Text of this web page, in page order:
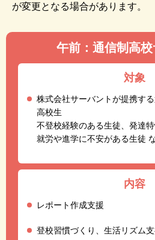
が変更となる場合があります。
午前：通信制高
対象
株式会社サーバントが提携す
高校生
不登校経験のある生徒、発達
就労や進学に不安がある生徒
内容
レポート作成支援
登校習慣づくり、生活リズム